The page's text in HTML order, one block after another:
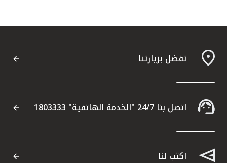
تفضل بزيارتنا
اتصل بنا 24/7 "الخدمة الهاتفية" 1803333
اكتب لنا